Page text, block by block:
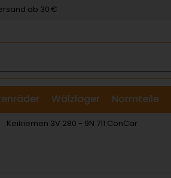
ab 30 €
Wälzlager Normteile
Keilriemen 3V 280 - 9N 711 ConCar